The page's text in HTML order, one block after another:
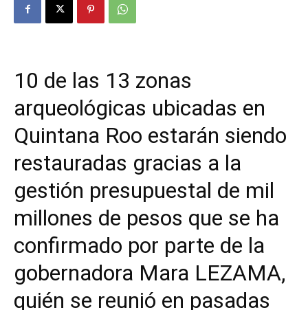
10 de las 13 zonas
arqueológicas ubicadas en
Quintana Roo estarán siendo
restauradas gracias a la
gestión presupuestal de mil
millones de pesos que se ha
confirmado por parte de la
gobernadora Mara LEZAMA,
quién se reunió en pasadas